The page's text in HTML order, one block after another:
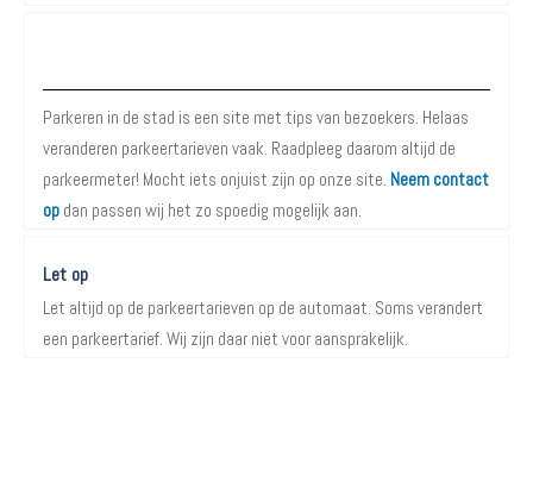
Parkeren in de stad is een site met tips van bezoekers. Helaas
veranderen parkeertarieven vaak. Raadpleeg daarom altijd de
parkeermeter! Mocht iets onjuist zijn op onze site. Neem contact
op dan passen wij het zo spoedig mogelijk aan.
Let op
Let altijd op de parkeertarieven op de automaat. Soms verandert
een parkeertarief. Wij zijn daar niet voor aansprakelijk.